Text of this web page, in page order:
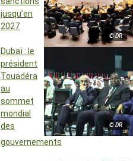
© DR
jusqu’en
2027
© DR
Dubaï : le
président
Touadéra
au
sommet
mondial
des
gouvernements